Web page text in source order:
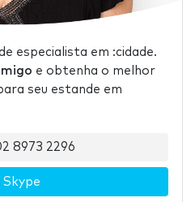
especialista em :cidade.
e obtenha o melhor
seu estande em
8973 2296
Skype